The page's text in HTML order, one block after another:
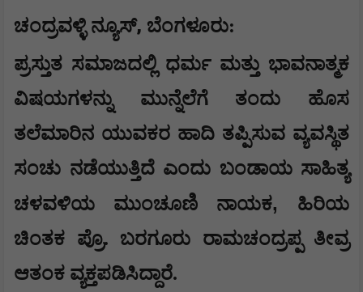
ಚಂದ್ರವಳ್ಳಿ ನ್ಯೂಸ್, ಬೆಂಗಳೂರು:
ಪ್ರಸ್ತುತ ಸಮಾಜದಲ್ಲಿ ಧರ್ಮ ಮತ್ತು ಭಾವನಾತ್ಮಕ
ವಿಷಯಗಳನ್ನು ಮುನ್ನೆಲೆಗೆ ತಂದು ಹೊಸ
ತಲೆಮಾರಿನ ಯುವಕರ ಹಾದಿ ತಪ್ಪಿಸುವ ವ್ಯವಸ್ಥಿತ
ಸಂಚು ನಡೆಯುತ್ತಿದೆ ಎಂದು ಬಂಡಾಯ ಸಾಹಿತ್ಯ
ಚಳವಳಿಯ ಮುಂಚೂಣಿ ನಾಯಕ, ಹಿರಿಯ
ಚಿಂತಕ ಪ್ರೊ. ಬರಗೂರು ರಾಮಚಂದ್ರಪ್ಪ ತೀವ್ರ
ಆತಂಕ ವ್ಯಕ್ತಪಡಿಸಿದ್ದಾರೆ.